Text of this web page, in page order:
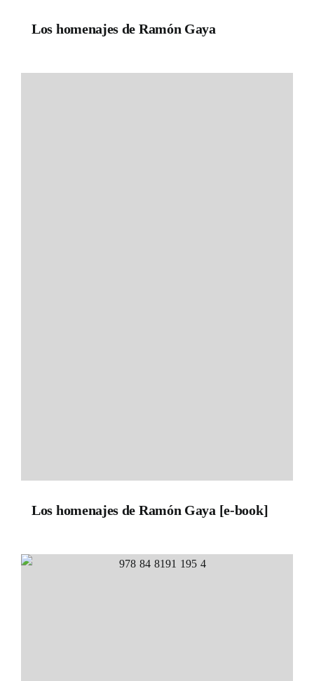
Los homenajes de Ramón Gaya
Los homenajes de Ramón Gaya [e-book]